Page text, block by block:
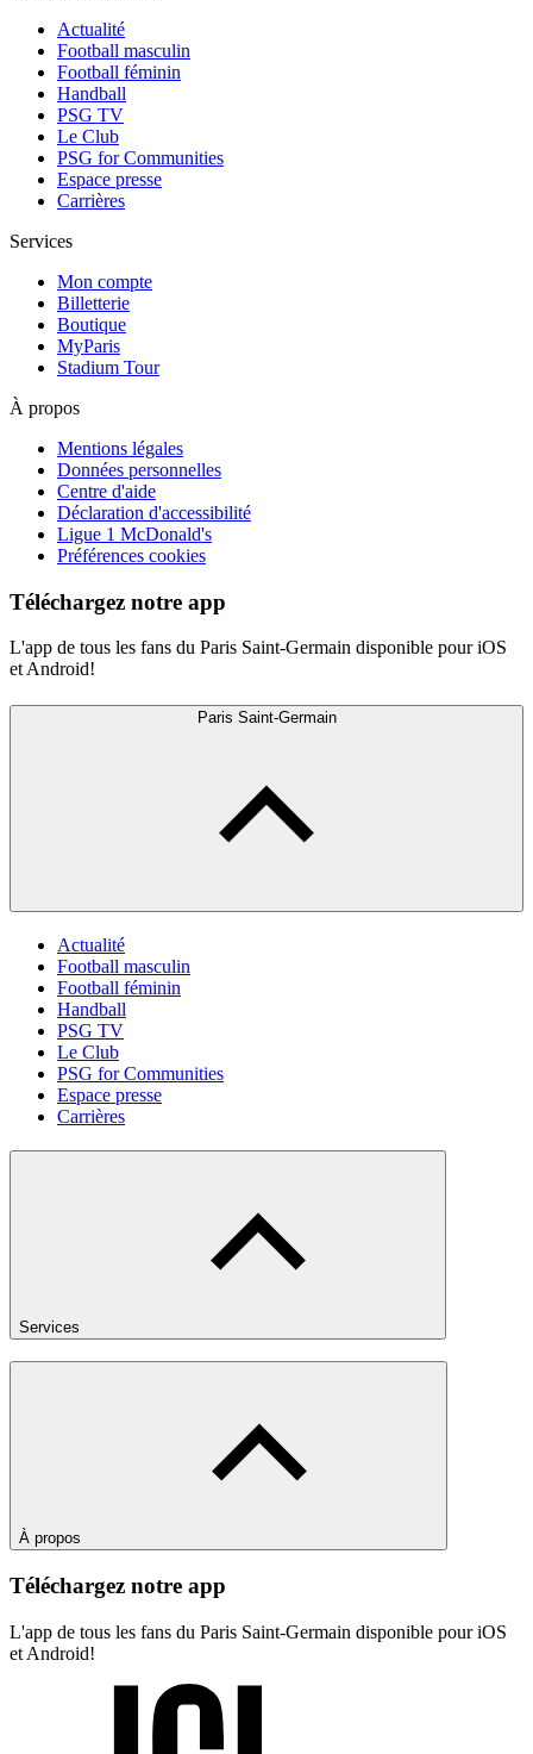
Actualité
Football masculin
Football féminin
Handball
PSG TV
Le Club
PSG for Communities
Espace presse
Carrières
Services
Mon compte
Billetterie
Boutique
MyParis
Stadium Tour
À propos
Mentions légales
Données personnelles
Centre d'aide
Déclaration d'accessibilité
Ligue 1 McDonald's
Préférences cookies
Téléchargez notre app
L'app de tous les fans du Paris Saint-Germain disponible pour iOS
et Android!
Paris Saint-Germain
Actualité
Football masculin
Football féminin
Handball
PSG TV
Le Club
PSG for Communities
Espace presse
Carrières
Services
À propos
Téléchargez notre app
L'app de tous les fans du Paris Saint-Germain disponible pour iOS
et Android!